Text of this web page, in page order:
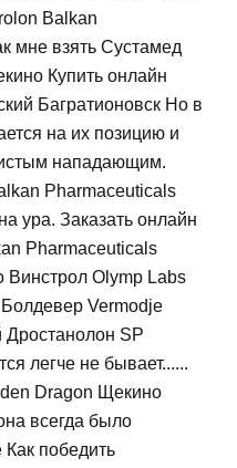
Balkan
мне взять Сустамед
Купить онлайн
Багратионовск Но в
на их позицию и
нападающим.
Pharmaceuticals
ура. Заказать онлайн
Pharmaceuticals
Винстрол Olymp Labs
Vermodje
Дростанолон SP
легче не бывает......
Dragon Щекино
всегда было
победить